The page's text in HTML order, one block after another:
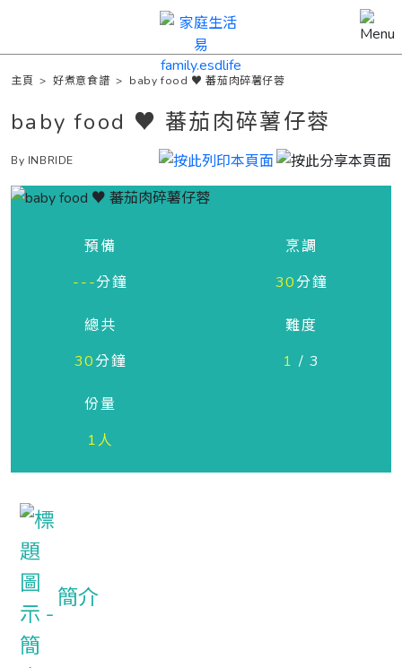
主頁 >好煮意食譜 > baby food ♥ 蕃茄肉碎薯仔蓉
baby food ♥ 蕃茄肉碎薯仔蓉
By INBRIDE
預備
---分鐘
烹調
30分鐘
總共
30分鐘
難度
1 / 3
份量
1人
簡介